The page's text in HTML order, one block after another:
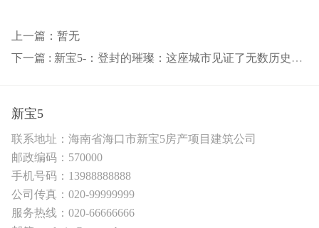
上一篇：暂无
下一篇 : 新宝5-：登封的璀璨：这座城市见证了无数历史与现代的变化
新宝5
联系地址：海南省海口市新宝5房产项目建筑公司
邮政编码：570000
手机号码：13988888888
公司传真：020-99999999
服务热线：020-66666666